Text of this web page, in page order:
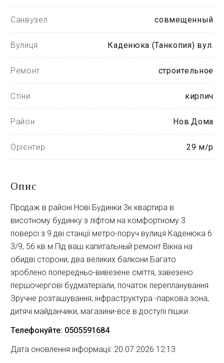
Санвузел совмещенный
Вулиця Каденюка (Танкопия) вул.
Ремонт строительное
Стіни кирпич
Район Нов.Дома
Орієнтир 29 м/р
Опис
Продаж в районі Нові Будинки 3к квартира в
висотному будинку з ліфтом на комфортному 3
поверсі з 9 дві станції метро-поруч вулиця Каденюка 6
3/9, 56 кв.м Під ваш капитальный ремонт Вікна на
обидві сторони, два великих балкони Багато
зроблено попередньо-вивезене сміття, завезено
першочергові будматеріали, початок перепланування
Зручне розташування, інфраструктура -паркова зона,
дитячі майданчики, магазини-все в доступі пішки
Телефонуйте: 0505591684
Дата оновлення інформації: 20.07.2026 12:13